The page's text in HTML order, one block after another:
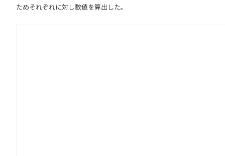
ためそれぞれに対し数値を算出した。